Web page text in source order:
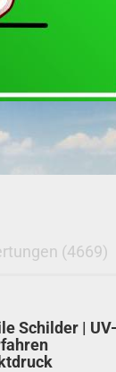
(4669)
Schilder |